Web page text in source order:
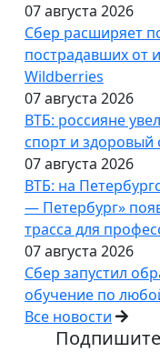
07 августа 2026
Сбер расширяет
пострадавших от
Wildberries
07 августа 2026
ВТБ: россияне
спорт и здоровый
07 августа 2026
ВТБ: на
— Петербург»
трасса для
07 августа 2026
Сбер запустил
обучение по
Все новости